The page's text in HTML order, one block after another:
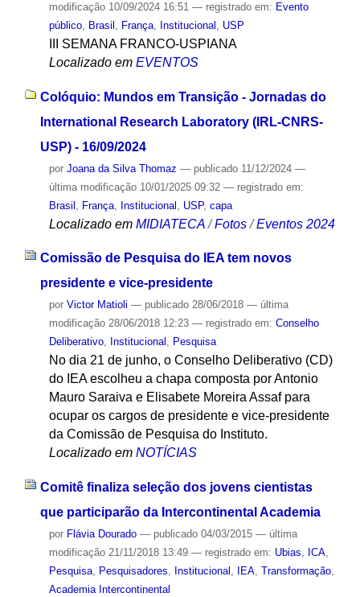
modificação10/09/2024 16:51 — registrado em: Evento
público, Brasil , França, Institucional , USP
III SEMANA FRANCO-USPIANA
Localizado em EVENTOS
Colóquio: Mundos em Transição - Jornadas do
International Research Laboratory (IRL-CNRS-
USP) - 16/09/2024
por Joana da Silva Thomaz — publicado11/12/2024 —
última modificação10/01/2025 09:32 — registrado em:
Brasil
França, Institucional USP, capa
Localizado em MIDIATECA /Fotos /Eventos 2024
Comissão de Pesquisa do IEA tem novos
presidente e vice-presidente
por Victor Matioli — publicado28/06/2018 — última
modificação28/06/2018 12:23 — registrado em: Conselho
Deliberativo, Institucional , Pesquisa
No dia 21 de junho, o Conselho Deliberativo (CD)
do IEA escolheu a chapa composta por Antonio
Mauro Saraiva e Elisabete Moreira Assaf para
ocupar os cargos de presidente e vice-presidente
da Comissão de Pesquisa do Instituto.
Localizado em NOTÍCIAS
Comitê finaliza seleção dos jovens cientistas
que participarão da Intercontinental Academia
por Flávia Dourado — publicado04/03/2015 — última
modificação21/11/2018 13:49 — registrado em: Ubias, ICA,
Pesquisa, Pesquisadores, Institucional , IEA, Transformação,
Academia Intercontinental